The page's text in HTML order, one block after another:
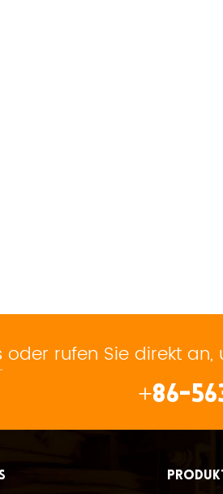
oder rufen Sie direkt
+86-